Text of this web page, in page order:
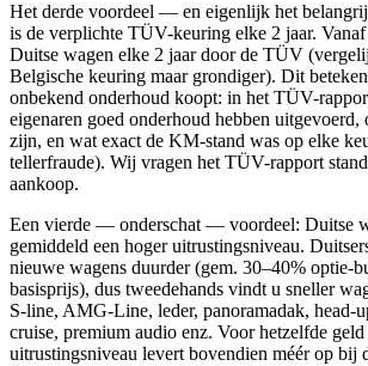
Het derde voordeel — en eigenlijk het
is de verplichte TÜV-keuring elke 2 jaar.
Duitse wagen elke 2 jaar door de TÜV
Belgische keuring maar grondiger). Dit
onbekend onderhoud koopt: in het TÜV-
eigenaren goed onderhoud hebben
zijn, en wat exact de KM-stand was op elke
tellerfraude). Wij vragen het TÜV-rapport
aankoop.
Een vierde — onderschat — voordeel: Duitse
gemiddeld een hoger uitrustingsniveau.
nieuwe wagens duurder (gem. 30–40% optie-
basisprijs), dus tweedehands vindt u sneller
S-line, AMG-Line, leder, panoramadak, head-
cruise, premium audio enz. Voor hetzelfde geld
uitrustingsniveau levert bovendien méér op bij